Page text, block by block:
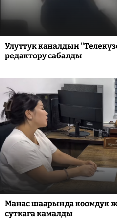
Улуттук каналдын
редактору сабалды
Манас шаарында коомдук
суткага камалды